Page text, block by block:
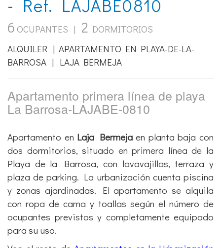
ALQUILER | APARTAMENTO EN PLAYA-DE-LA-
BARROSA | LAJA BERMEJA
Apartamento primera línea de playa
La Barrosa-LAJABE-0810
Apartamento enLaja Bermejaen planta baja con
dos dormitorios, situado en primera línea de la
plaza de parking. La urbanización cuenta piscina
y zonas ajardinadas. El apartamento se alquila
con ropa de cama y toallas según el número de
ocupantes previstos y completamente equipado
para su uso.
Vea el resto deApartamentos en la Urbanización
Laja Bermeja.